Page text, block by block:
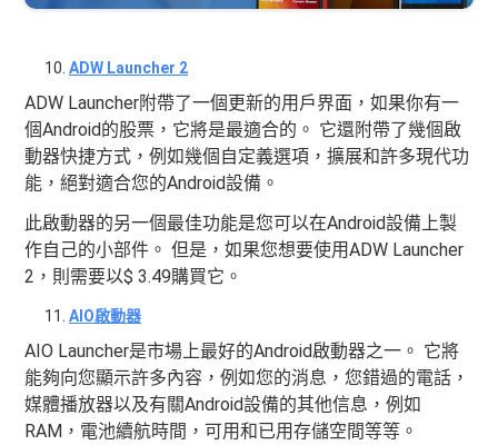
ADW Launcher 2
ADW Launcher附帶了一個更新的用戶界面，如果你有一
個Android的股票，它將是最適合的。 它還附帶了幾個啟
動器快捷方式，例如幾個自定義選項，擴展和許多現代功
能，絕對適合您的Android設備。
此啟動器的另一個最佳功能是您可以在Android設備上製
作自己的小部件。 但是，如果您想要使用ADW Launcher
2，則需要以$ 3.49購買它。
AIO啟動器
AIO Launcher是市場上最好的Android啟動器之一。 它將
能夠向您顯示許多內容，例如您的消息，您錯過的電話，
媒體播放器以及有關Android設備的其他信息，例如
RAM，電池續航時間，可用和已用存儲空間等等。